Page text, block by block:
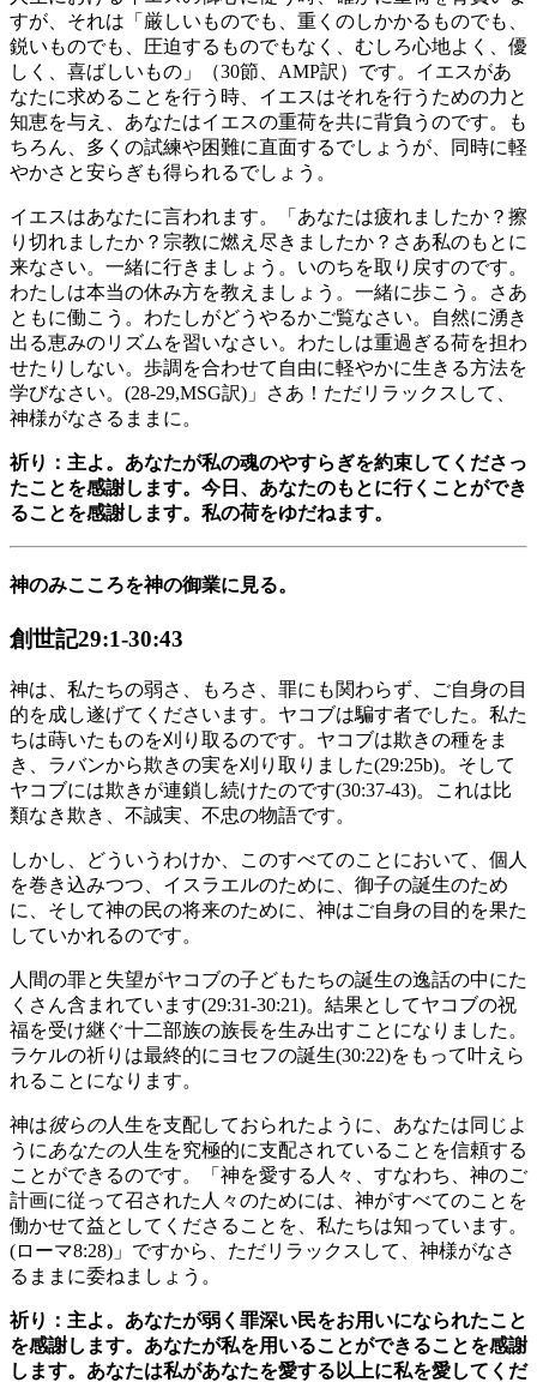
すが、それは「厳しいものでも、重くのしかかるものでも、
鋭いものでも、圧迫するものでもなく、むしろ心地よく、優
しく、喜ばしいもの」（30節、AMP訳）です。イエスがあ
なたに求めることを行う時、イエスはそれを行うための力と
知恵を与え、あなたはイエスの重荷を共に背負うのです。も
ちろん、多くの試練や困難に直面するでしょうが、同時に軽
やかさと安らぎも得られるでしょう。
イエスはあなたに言われます。「あなたは疲れましたか？擦
り切れましたか？宗教に燃え尽きましたか？さあ私のもとに
来なさい。一緒に行きましょう。いのちを取り戻すのです。
わたしは本当の休み方を教えましょう。一緒に歩こう。さあ
ともに働こう。わたしがどうやるかご覧なさい。自然に湧き
出る恵みのリズムを習いなさい。わたしは重過ぎる荷を担わ
せたりしない。歩調を合わせて自由に軽やかに生きる方法を
学びなさい。(28-29,MSG訳)」さあ！ただリラックスして、
神様がなさるままに。
祈り：主よ。あなたが私の魂のやすらぎを約束してくださっ
たことを感謝します。今日、あなたのもとに行くことができ
ることを感謝します。私の荷をゆだねます。
神のみこころを神の御業に見る。
創世記29:1-30:43
神は、私たちの弱さ、もろさ、罪にも関わらず、ご自身の目
的を成し遂げてくださいます。ヤコブは騙す者でした。私た
ちは蒔いたものを刈り取るのです。ヤコブは欺きの種をま
き、ラバンから欺きの実を刈り取りました(29:25b)。そして
ヤコブには欺きが連鎖し続けたのです(30:37-43)。これは比
類なき欺き、不誠実、不忠の物語です。
しかし、どういうわけか、このすべてのことにおいて、個人
を巻き込みつつ、イスラエルのために、御子の誕生のため
に、そして神の民の将来のために、神はご自身の目的を果た
していかれるのです。
人間の罪と失望がヤコブの子どもたちの誕生の逸話の中にた
くさん含まれています(29:31-30:21)。結果としてヤコブの祝
福を受け継ぐ十二部族の族長を生み出すことになりました。
ラケルの祈りは最終的にヨセフの誕生(30:22)をもって叶えら
れることになります。
神は彼らの人生を支配しておられたように、あなたは同じよ
うにあなたの人生を究極的に支配されていることを信頼する
ことができるのです。「神を愛する人々、すなわち、神のご
計画に従って召された人々のためには、神がすべてのことを
働かせて益としてくださることを、私たちは知っています。
(ローマ8:28)」ですから、ただリラックスして、神様がなさ
るままに委ねましょう。
祈り：主よ。あなたが弱く罪深い民をお用いになられたこと
を感謝します。あなたが私を用いることができることを感謝
します。あなたは私があなたを愛する以上に私を愛してくだ